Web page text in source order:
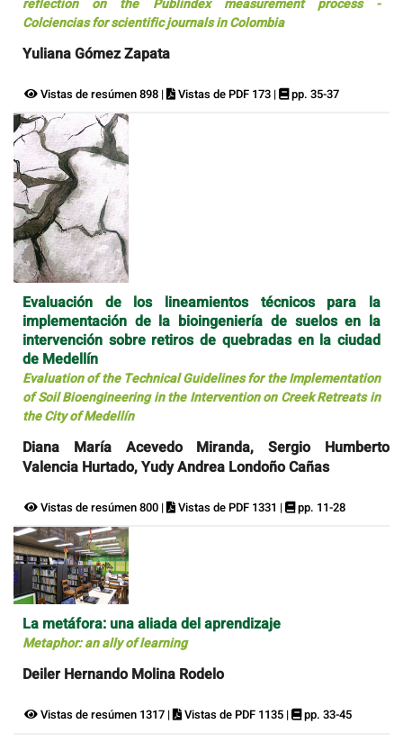
Colciencias for scientific journals in Colombia
Yuliana Gómez Zapata
Vistas de resúmen 898 | Vistas de PDF 173 | pp. 35-37
Evaluación de los lineamientos técnicos para la
implementación de la bioingeniería de suelos en la
intervención sobre retiros de quebradas en la ciudad
de Medellín
Evaluation of the Technical Guidelines for the Implementation
of Soil Bioengineering in the Intervention on Creek Retreats in
the City of Medellín
Diana María Acevedo Miranda, Sergio Humberto
Valencia Hurtado, Yudy Andrea Londoño Cañas
Vistas de resúmen 800 | Vistas de PDF 1331 | pp. 11-28
La metáfora: una aliada del aprendizaje
Metaphor: an ally of learning
Deiler Hernando Molina Rodelo
Vistas de resúmen 1317 | Vistas de PDF 1135 | pp. 33-45